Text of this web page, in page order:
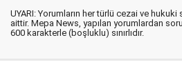
UYARI: Yorumların her türlü cezai ve
aittir. Mepa News, yapılan yorumlardan
600 karakterle (boşluklu) sınırlıdır.